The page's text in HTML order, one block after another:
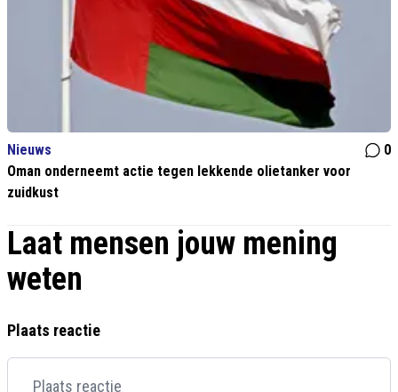
Nieuws
0
Oman onderneemt actie tegen lekkende olietanker voor
zuidkust
Laat mensen jouw mening
weten
Plaats reactie